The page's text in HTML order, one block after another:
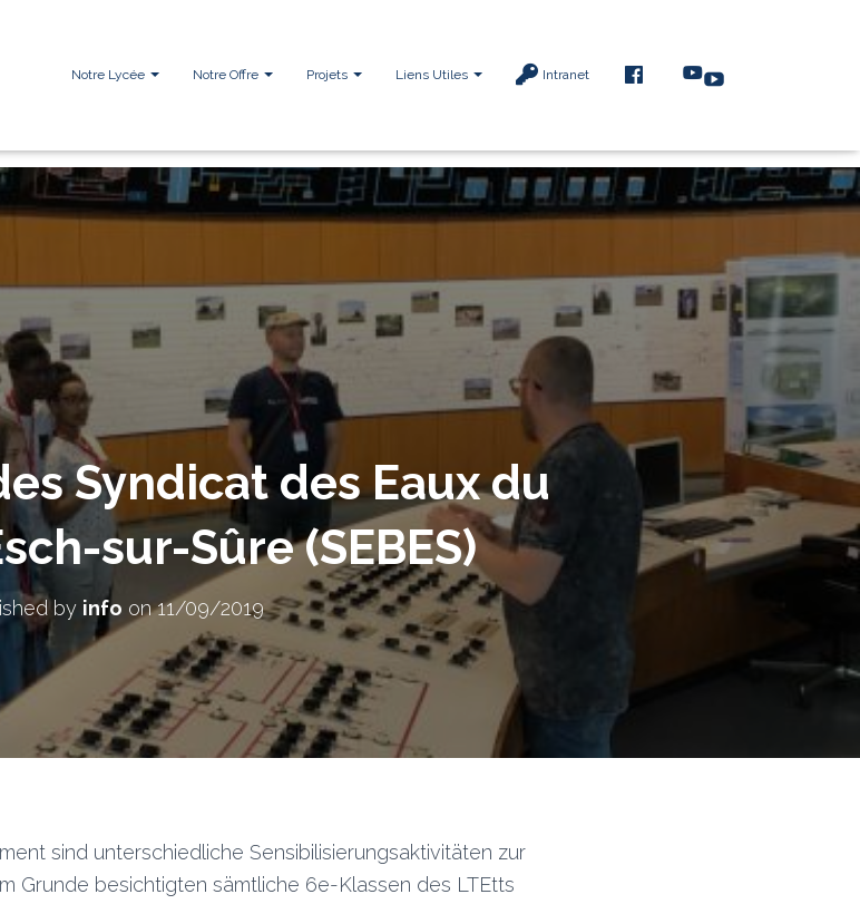
Notre Lycée Notre Offre Projets Liens Utiles Intranet
O
Syndicat des Eaux du
sur-Sûre (SEBES)
by info on11/09/2019
sind unterschiedliche Sensibilisierungsaktivitäten zur
Grunde besichtigten sämtliche 6e-Klassen des LTEtts